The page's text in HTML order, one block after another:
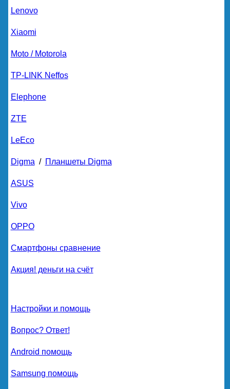
Lenovo
Xiaomi
Moto / Motorola
TP-LINK Neffos
Elephone
ZTE
LeEco
Digma/ Планшеты Digma
ASUS
Vivo
OPPO
Смартфоны сравнение
Акция! деньги на счёт
Настройки и помощь
Вопрос? Ответ!
Android помощь
Samsung помощь